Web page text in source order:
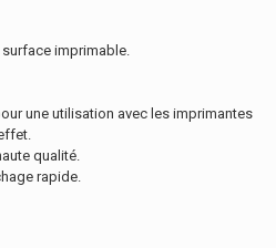
surface imprimable.
une utilisation avec les imprimantes
qualité.
rapide.